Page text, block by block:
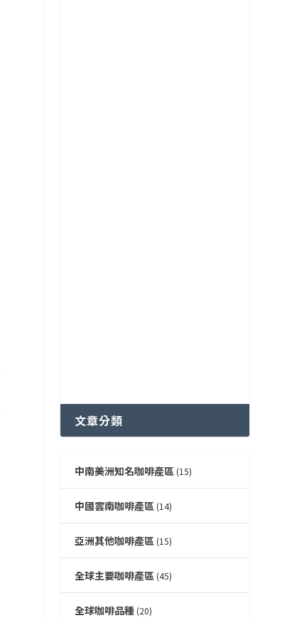
文章分類
中南美洲知名咖啡產區 (15)
中國雲南咖啡產區 (14)
亞洲其他咖啡產區 (15)
全球主要咖啡產區 (45)
全球咖啡品種 (20)